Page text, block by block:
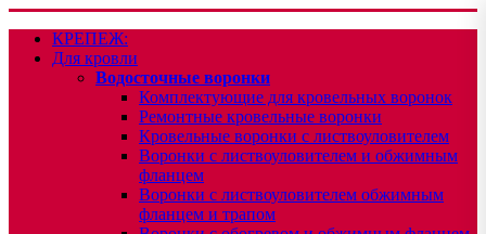
КРЕПЕЖ:
Для кровли
Водосточные воронки
Комплектующие для кровельных воронок
Ремонтные кровельные воронки
Кровельные воронки с листвоуловителем
Воронки с листвоуловителем и обжимным
фланцем
Воронки с листвоуловителем обжимным
фланцем и трапом